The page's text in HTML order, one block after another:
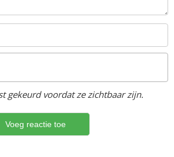
gekeurd voordat ze zichtbaar zijn.